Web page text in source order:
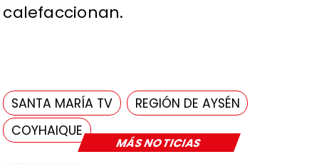
MÁS NOTICIAS
calefaccionan.
SANTA MARÍA TV
REGIÓN DE AYSÉN
COYHAIQUE